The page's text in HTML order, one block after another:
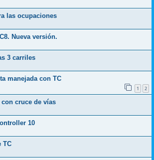
las ocupaciones
Nueva versión.
3 carriles
manejada con TC
1 2
con cruce de vías
10
TC